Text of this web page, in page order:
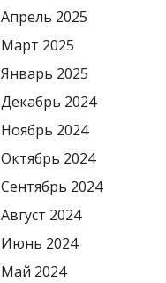
Апрель 2025
Март 2025
Январь 2025
Декабрь 2024
Ноябрь 2024
Октябрь 2024
Сентябрь 2024
Август 2024
Июнь 2024
Май 2024